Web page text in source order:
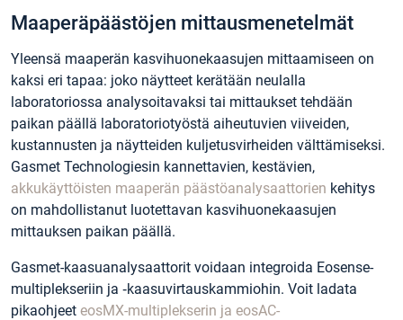
Maaperäpäästöjen mittausmenetelmät
Yleensä maaperän kasvihuonekaasujen mittaamiseen on
kaksi eri tapaa: joko näytteet kerätään neulalla
laboratoriossa analysoitavaksi tai mittaukset tehdään
paikan päällä laboratoriotyöstä aiheutuvien viiveiden,
kustannusten ja näytteiden kuljetusvirheiden välttämiseksi.
Gasmet Technologiesin kannettavien, kestävien,
akkukäyttöisten maaperän päästöanalysaattorien kehitys
on mahdollistanut luotettavan kasvihuonekaasujen
mittauksen paikan päällä.
Gasmet-kaasuanalysaattorit voidaan integroida Eosense-
multiplekseriin ja ‑kaasuvirtauskammiohin. Voit ladata
pikaohjeet eosMX-multiplekserin ja eosAC-